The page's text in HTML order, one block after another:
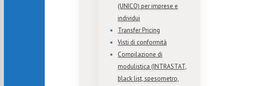
(UNICO) per imprese e
individui
Transfer Pricing
Visti di conformità
Compilazione di
modulistica (INTRASTAT,
black list, spesometro,